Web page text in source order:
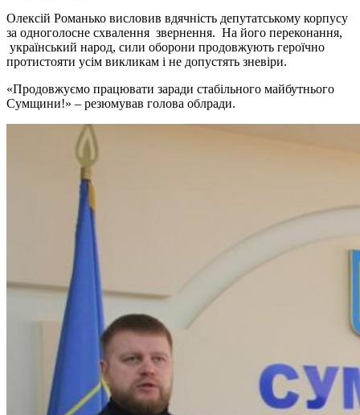
Олексій Романько висловив вдячність депутатському корпусу
за одноголосне схвалення звернення. На його переконання,
український народ, сили оборони продовжують героїчно
протистояти усім викликам і не допустять зневіри.
«Продовжуємо працювати заради стабільного майбутнього
Сумщини!» – резюмував голова облради.